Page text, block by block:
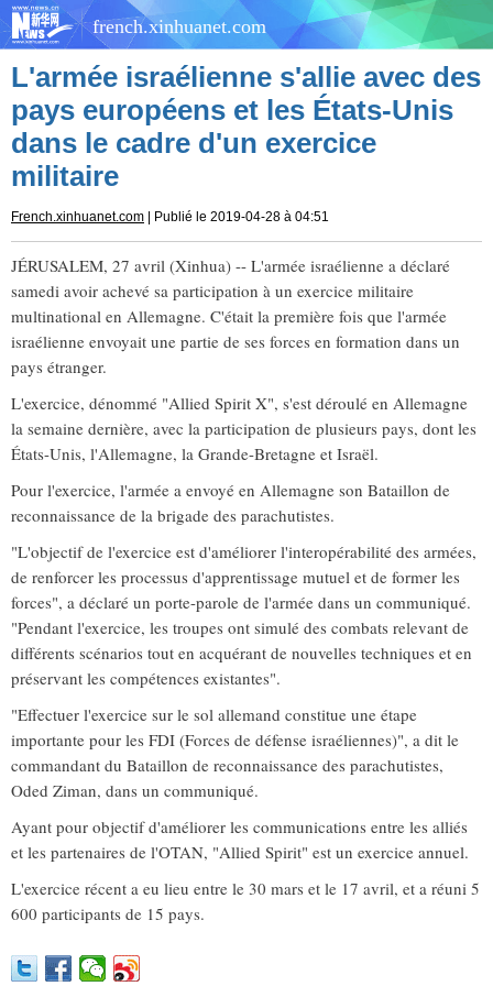
french.xinhuanet.com
L'armée israélienne s'allie avec des
pays européens et les États-Unis
dans le cadre d'un exercice
militaire
French.xinhuanet.com | Publié le 2019-04-28 à 04:51
JÉRUSALEM, 27 avril (Xinhua) -- L'armée israélienne a déclaré
samedi avoir achevé sa participation à un exercice militaire
multinational en Allemagne. C'était la première fois que l'armée
israélienne envoyait une partie de ses forces en formation dans un
pays étranger.
L'exercice, dénommé "Allied Spirit X", s'est déroulé en Allemagne
la semaine dernière, avec la participation de plusieurs pays, dont les
États-Unis, l'Allemagne, la Grande-Bretagne et Israël.
Pour l'exercice, l'armée a envoyé en Allemagne son Bataillon de
reconnaissance de la brigade des parachutistes.
"L'objectif de l'exercice est d'améliorer l'interopérabilité des armées,
de renforcer les processus d'apprentissage mutuel et de former les
forces", a déclaré un porte-parole de l'armée dans un communiqué.
"Pendant l'exercice, les troupes ont simulé des combats relevant de
différents scénarios tout en acquérant de nouvelles techniques et en
préservant les compétences existantes".
"Effectuer l'exercice sur le sol allemand constitue une étape
importante pour les FDI (Forces de défense israéliennes)", a dit le
commandant du Bataillon de reconnaissance des parachutistes,
Oded Ziman, dans un communiqué.
Ayant pour objectif d'améliorer les communications entre les alliés
et les partenaires de l'OTAN, "Allied Spirit" est un exercice annuel.
L'exercice récent a eu lieu entre le 30 mars et le 17 avril, et a réuni 5
600 participants de 15 pays.